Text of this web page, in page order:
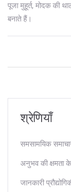
पूजा मुहूर्त, मोदक की
बनाते हैं।
श्रेणियाँ
समसामयिक
अनुभव की क्षमता
जानकारी